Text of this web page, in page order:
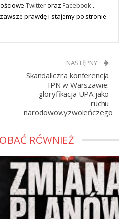
Twitteroraz Facebook .
prawdę i stajemy po stronie
NASTĘPNY
Skandaliczna konferencja
IPN w Warszawie:
gloryfikacja UPA jako
ruchu
narodowowyzwoleńczego
RÓWNIEŻ